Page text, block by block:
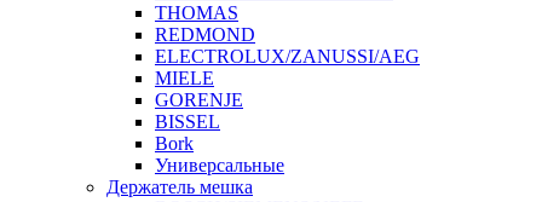
THOMAS
REDMOND
ELECTROLUX/ZANUSSI/AEG
MIELE
GORENJE
BISSEL
Bork
Универсальные
Держатель мешка